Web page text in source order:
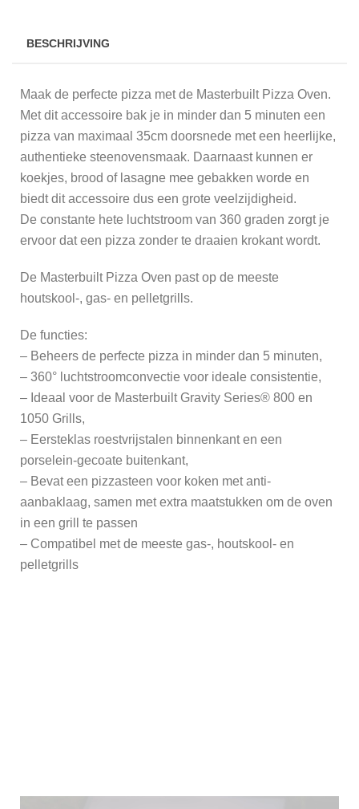
BESCHRIJVING
Maak de perfecte pizza met de Masterbuilt Pizza Oven.
Met dit accessoire bak je in minder dan 5 minuten een
pizza van maximaal 35cm doorsnede met een heerlijke,
authentieke steenovensmaak. Daarnaast kunnen er
koekjes, brood of lasagne mee gebakken worde en
biedt dit accessoire dus een grote veelzijdigheid.
De constante hete luchtstroom van 360 graden zorgt je
ervoor dat een pizza zonder te draaien krokant wordt.
De Masterbuilt Pizza Oven past op de meeste
houtskool-, gas- en pelletgrills.
De functies:
– Beheers de perfecte pizza in minder dan 5 minuten,
– 360° luchtstroomconvectie voor ideale consistentie,
– Ideaal voor de Masterbuilt Gravity Series® 800 en
1050 Grills,
– Eersteklas roestvrijstalen binnenkant en een
porselein-gecoate buitenkant,
– Bevat een pizzasteen voor koken met anti-
aanbaklaag, samen met extra maatstukken om de oven
in een grill te passen
– Compatibel met de meeste gas-, houtskool- en
pelletgrills